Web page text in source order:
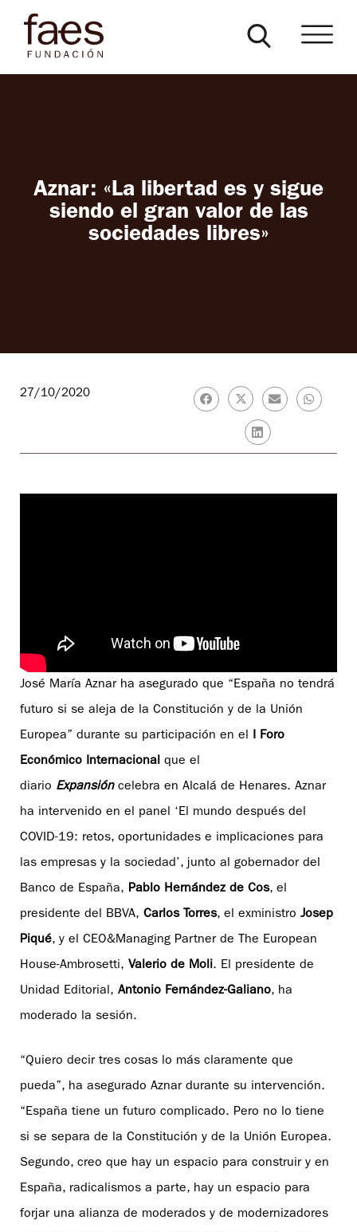
Aznar: «La libertad es y sigue
siendo el gran valor de las
sociedades libres»
27/10/2020
José María Aznar ha asegurado que “España no tendrá
futuro si se aleja de la Constitución y de la Unión
Europea” durante su participación en el I Foro
Económico Internacional que el
diario Expansión celebra en Alcalá de Henares. Aznar
ha intervenido en el panel ‘El mundo después del
COVID-19: retos, oportunidades e implicaciones para
las empresas y la sociedad’, junto al gobernador del
Banco de España, Pablo Hernández de Cos, el
presidente del BBVA, Carlos Torres, el exministro Josep
Piqué, y el CEO&Managing Partner de The European
House-Ambrosetti, Valerio de Moli. El presidente de
Unidad Editorial, Antonio Fernández-Galiano, ha
moderado la sesión.
“Quiero decir tres cosas lo más claramente que
pueda”, ha asegurado Aznar durante su intervención.
“España tiene un futuro complicado. Pero no lo tiene
si se separa de la Constitución y de la Unión Europea.
Segundo, creo que hay un espacio para construir y en
España, radicalismos a parte, hay un espacio para
forjar una alianza de moderados y de modernizadores